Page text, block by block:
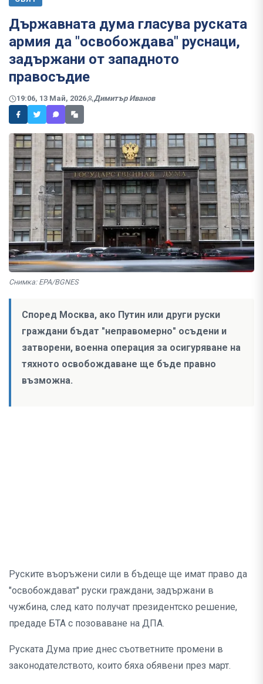
Държавната дума гласува руската
армия да "освобождава" руснаци,
задържани от западното
правосъдие
19:06, 13 Май, 2026 Димитър Иванов
Снимка: EPA/BGNES
Според Москва, ако Путин или други руски
граждани бъдат "неправомерно" осъдени и
затворени, военна операция за осигуряване на
тяхното освобождаване ще бъде правно
възможна.
Руските въоръжени сили в бъдеще ще имат право да
"освобождават" руски граждани, задържани в
чужбина, след като получат президентско решение,
предаде БТА с позоваване на ДПА.
Руската Дума прие днес съответните промени в
законодателството, които бяха обявени през март.